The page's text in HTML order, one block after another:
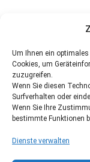
Um Ihnen ein
Cookies, um
zuzugreifen.
Wenn Sie diesen
Surfverhalten oder
Wenn Sie Ihre
bestimmte Funktionen
Dienste verwalten